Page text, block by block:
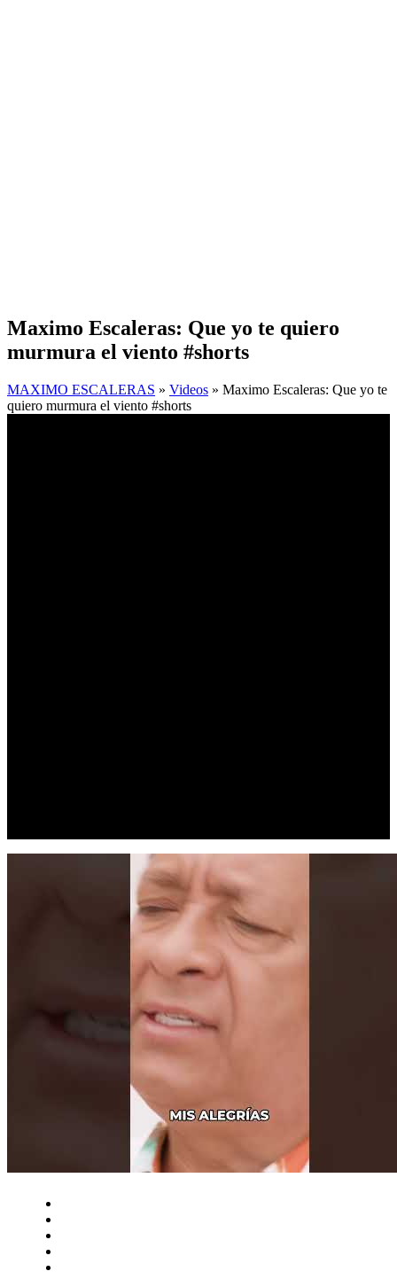
Maximo Escaleras: Que yo te quiero
murmura el viento #shorts
MAXIMO ESCALERAS » Videos » Maximo Escaleras: Que yo te
quiero murmura el viento #shorts